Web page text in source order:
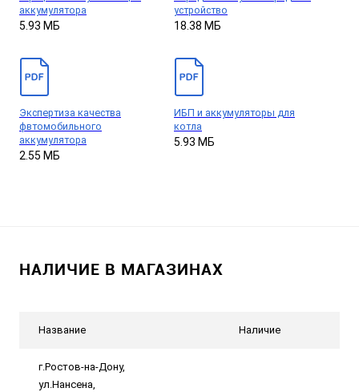
аккумулятора
5.93 МБ
устройство
18.38 МБ
Экспертиза качества
фвтомобильного
аккумулятора
2.55 МБ
ИБП и аккумуляторы для
котла
5.93 МБ
НАЛИЧИЕ В МАГАЗИНАХ
Название Наличие
г.Ростов-на-Дону,
ул.Нансена,